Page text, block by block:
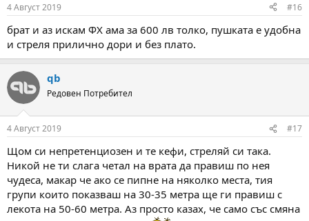
s
:
4 Август 2019 #16
брат и аз искам ФХ ама за 600 лв толко, пушката е удобна
и стреля прилично дори и без плато.
qb
Редовен Потребител
4 Август 2019 #17
Щом си непретенциозен и те кефи, стреляй си така.
Никой не ти слага четал на врата да правиш по нея
чудеса, макар че ако се пипне на няколко места, тия
групи които показваш на 30-35 метра ще ги правиш с
лекота на 50-60 метра. Аз просто казах, че само със смяна